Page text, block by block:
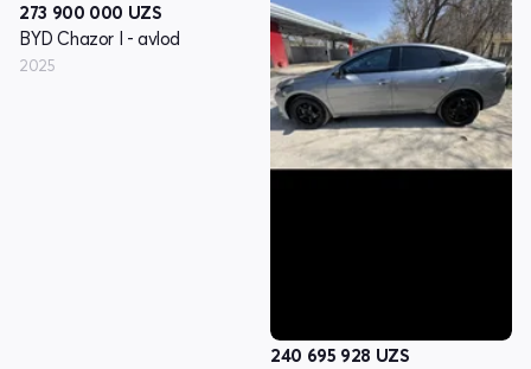
273 900 000 UZS
BYD Chazor I - avlod
2025
240 695 928 UZS